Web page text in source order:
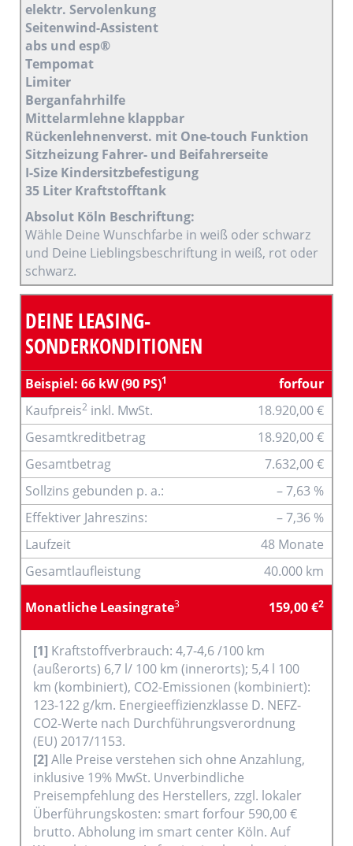
elektr. Servolenkung
Seitenwind-Assistent
abs und esp®
Tempomat
Limiter
Berganfahrhilfe
Mittelarmlehne klappbar
Rückenlehnenverst. mit One-touch Funktion
Sitzheizung Fahrer- und Beifahrerseite
I-Size Kindersitzbefestigung
35 Liter Kraftstofftank
Absolut Köln Beschriftung:
Wähle Deine Wunschfarbe in weiß oder schwarz
und Deine Lieblingsbeschriftung in weiß, rot oder
schwarz.
DEINE LEASING-
SONDERKONDITIONEN
Beispiel: 66 kW (90 PS)1
forfour
Kaufpreis2 inkl. MwSt.
18.920,00 €
Gesamtkreditbetrag
18.920,00 €
Gesamtbetrag
7.632,00 €
Sollzins gebunden p. a.:
– 7,63 %
Effektiver Jahreszins:
– 7,36 %
Laufzeit
48 Monate
Gesamtlaufleistung
40.000 km
Monatliche Leasingrate3 159,00 €2
[1] Kraftstoffverbrauch: 4,7-4,6 /100 km
(außerorts) 6,7 l/ 100 km (innerorts); 5,4 l 100
km (kombiniert), CO2-Emissionen (kombiniert):
123-122 g/km. Energieeffizienzklasse D. NEFZ-
CO2-Werte nach Durchführungsverordnung
(EU) 2017/1153.
[2] Alle Preise verstehen sich ohne Anzahlung,
inklusive 19% MwSt. Unverbindliche
Preisempfehlung des Herstellers, zzgl. lokaler
Überführungskosten: smart forfour 590,00 €
brutto. Abholung im smart center Köln. Auf